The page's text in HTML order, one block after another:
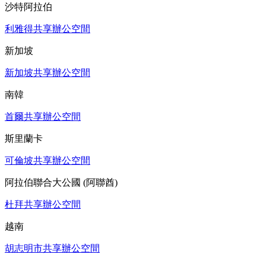
沙特阿拉伯
利雅得共享辦公空間
新加坡
新加坡共享辦公空間
南韓
首爾共享辦公空間
斯里蘭卡
可倫坡共享辦公空間
阿拉伯聯合大公國 (阿聯酋)
杜拜共享辦公空間
越南
胡志明市共享辦公空間